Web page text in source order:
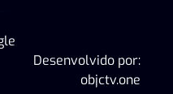
Desenvolvido por:
objctv.one